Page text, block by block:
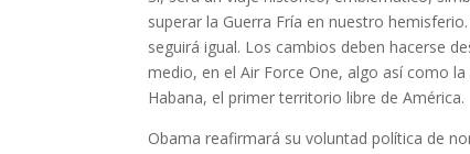
superar la Guerra Fría en nuestro
seguirá igual. Los cambios deben hacerse
medio, en el Air Force One, algo así como
Habana, el primer territorio libre de América.
Obama reafirmará su voluntad política de